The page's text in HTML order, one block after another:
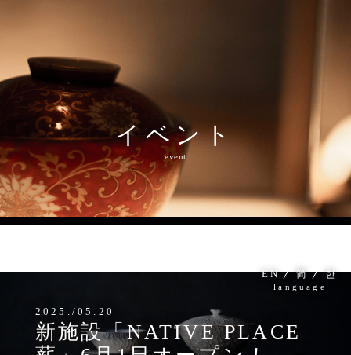
EN 简 한
language
イベント
event
2025./05.20
新施設「NATIVE PLACE